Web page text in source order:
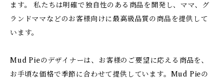
ます。 私たちは明確で独自性のある商品を開発し、ママ、グ
ランドママなどのお客様向けに最高級品質の商品を提供して
います。
Mud Pieのデザイナーは、お客様のご要望に応える商品を、
お手頃な価格で季節に合わせて提供しています。Mud Pieの